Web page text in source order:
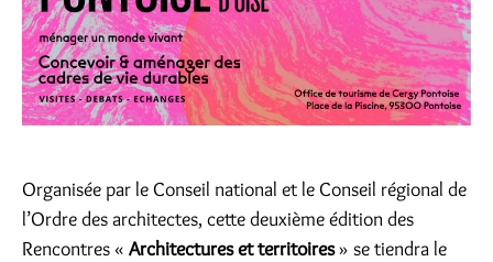
Organisée par le Conseil national et le Conseil régional de
l’Ordre des architectes, cette deuxième édition des
Rencontres « Architectures et territoires» se tiendra le